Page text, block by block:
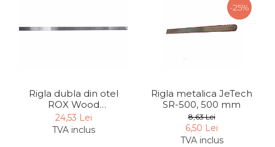
Indoit Tevi
Ciocane Profesionale
Pile Metalice
Rigla dubla din otel
ROX Wood
153ROX0201, 1000 mm
24,53 Lei
TVA inclus
-25%
Rigla metalica JeTech
SR-500, 500 mm
8,63 Lei
6,50 Lei
TVA inclus